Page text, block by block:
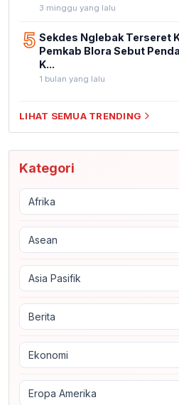
3 minggu yang lalu
5 Sekdes Nglebak Terseret
Pemkab Blora Sebut
K...
1 bulan yang lalu
LIHAT SEMUA TRENDING
Kategori
Afrika
Asean
Asia Pasifik
Berita
Ekonomi
Eropa Amerika